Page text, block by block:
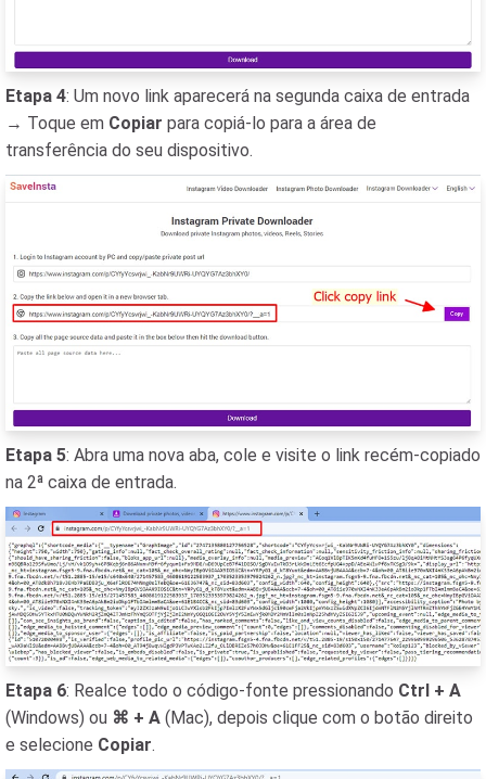
Etapa 4: Um novo link aparecerá na segunda caixa de entrada
→ Toque em Copiar para copiá-lo para a área de
transferência do seu dispositivo.
Etapa 5: Abra uma nova aba, cole e visite o link recém-copiado
na 2ª caixa de entrada.
Etapa 6: Realce todo o código-fonte pressionando Ctrl + A
(Windows) ou ⌘ + A (Mac), depois clique com o botão direito
e selecione Copiar.